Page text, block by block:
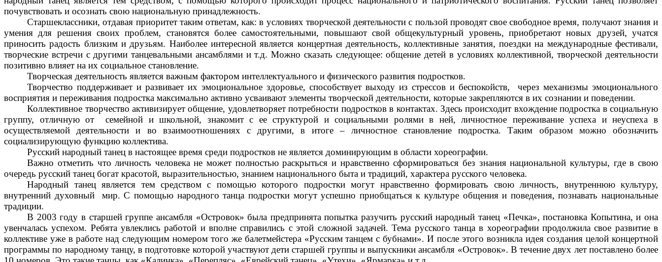
почувствовать и осознать свою национальную принадлежность.
Старшеклассники, отдавая приоритет таким ответам, как: в условиях творческой деятельности с пользой проводят свое свободное время, получают знания и
умения для решения своих проблем, становятся более самостоятельными, повышают свой общекультурный уровень, приобретают новых друзей, учатся
приносить радость близким и друзьям. Наиболее интересной является концертная деятельность, коллективные занятия, поездки на международные фестивали,
творческие встречи с другими танцевальными ансамблями и т.д. Можно сказать следующее: общение детей в условиях коллективной, творческой деятельности
позитивно влияет на их социальное становление.
Творческая деятельность является важным фактором интеллектуального и физического развития подростков.
Творчество поддерживает и развивает их эмоциональное здоровье, способствует выходу из стрессов и беспокойств, через механизмы эмоционального
восприятия и переживания подростка максимально активно усваивают элементы творческой деятельности, которые закрепляются в их сознании и поведении.
Коллективное творчество активизирует общение, удовлетворяет потребности подростков в контактах. Здесь происходит вхождение подростка в социальную
группу, отличную от семейной и школьной, знакомит с ее структурой и социальными ролями в ней, личностное переживание успеха и неуспеха в
осуществляемой деятельности и во взаимоотношениях с другими, в итоге – личностное становление подростка. Таким образом можно обозначить
социализирующую функцию коллектива.
Русский народный танец в настоящее время среди подростков не является доминирующим в области хореографии.
Важно отметить что личность человека не может полностью раскрыться и нравственно сформироваться без знания национальной культуры, где в свою
очередь русский танец богат красотой, выразительностью, знанием национального быта и традиций, характера русского человека.
Народный танец является тем средством с помощью которого подростки могут нравственно формировать свою личность, внутреннюю культуру,
внутренний духовный мир. С помощью народного танца подростки могут успешно приобщаться к культуре общения и поведения, познавать национальные
традиции.
В 2003 году в старшей группе ансамбля «Островок» была предпринята попытка разучить русский народный танец «Печка», постановка Копытина, и она
увенчалась успехом. Ребята увлеклись работой и вполне справились с этой сложной задачей. Тема русского танца в хореографии продолжила свое развитие в
коллективе уже в работе над следующим номером того же балетмейстера «Русским танцем с бубнами». И после этого возникла идея создания целой концертной
программы по народному танцу, в подготовке которой участвуют дети старшей группы и выпускники ансамбля «Островок». В течение двух лет поставлено более